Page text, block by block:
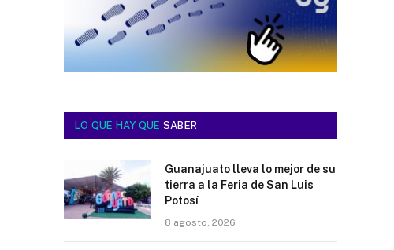
LO QUE HAY QUE SABER
Guanajuato lleva lo mejor de su
tierra a la Feria de San Luis
Potosí
8 agosto, 2026